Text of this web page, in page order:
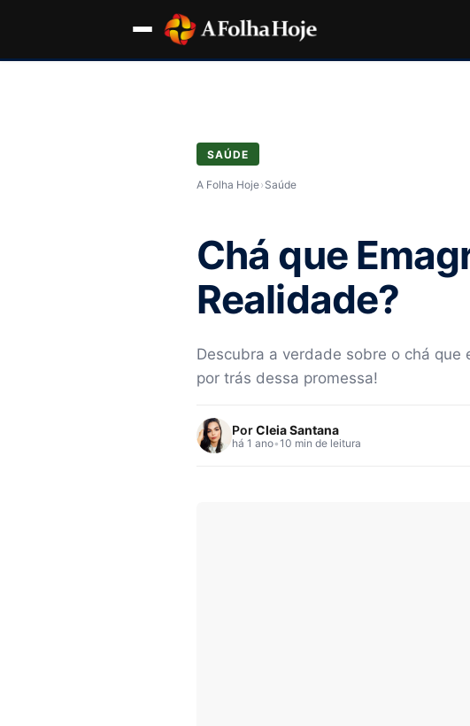
SAÚDE
A Folha Hoje› Saúde
Chá que
Realidade?
Descubra a verdade sobre o chá que
por trás dessa promessa!
PorCleia Santana
há 1 ano•10 min de leitura